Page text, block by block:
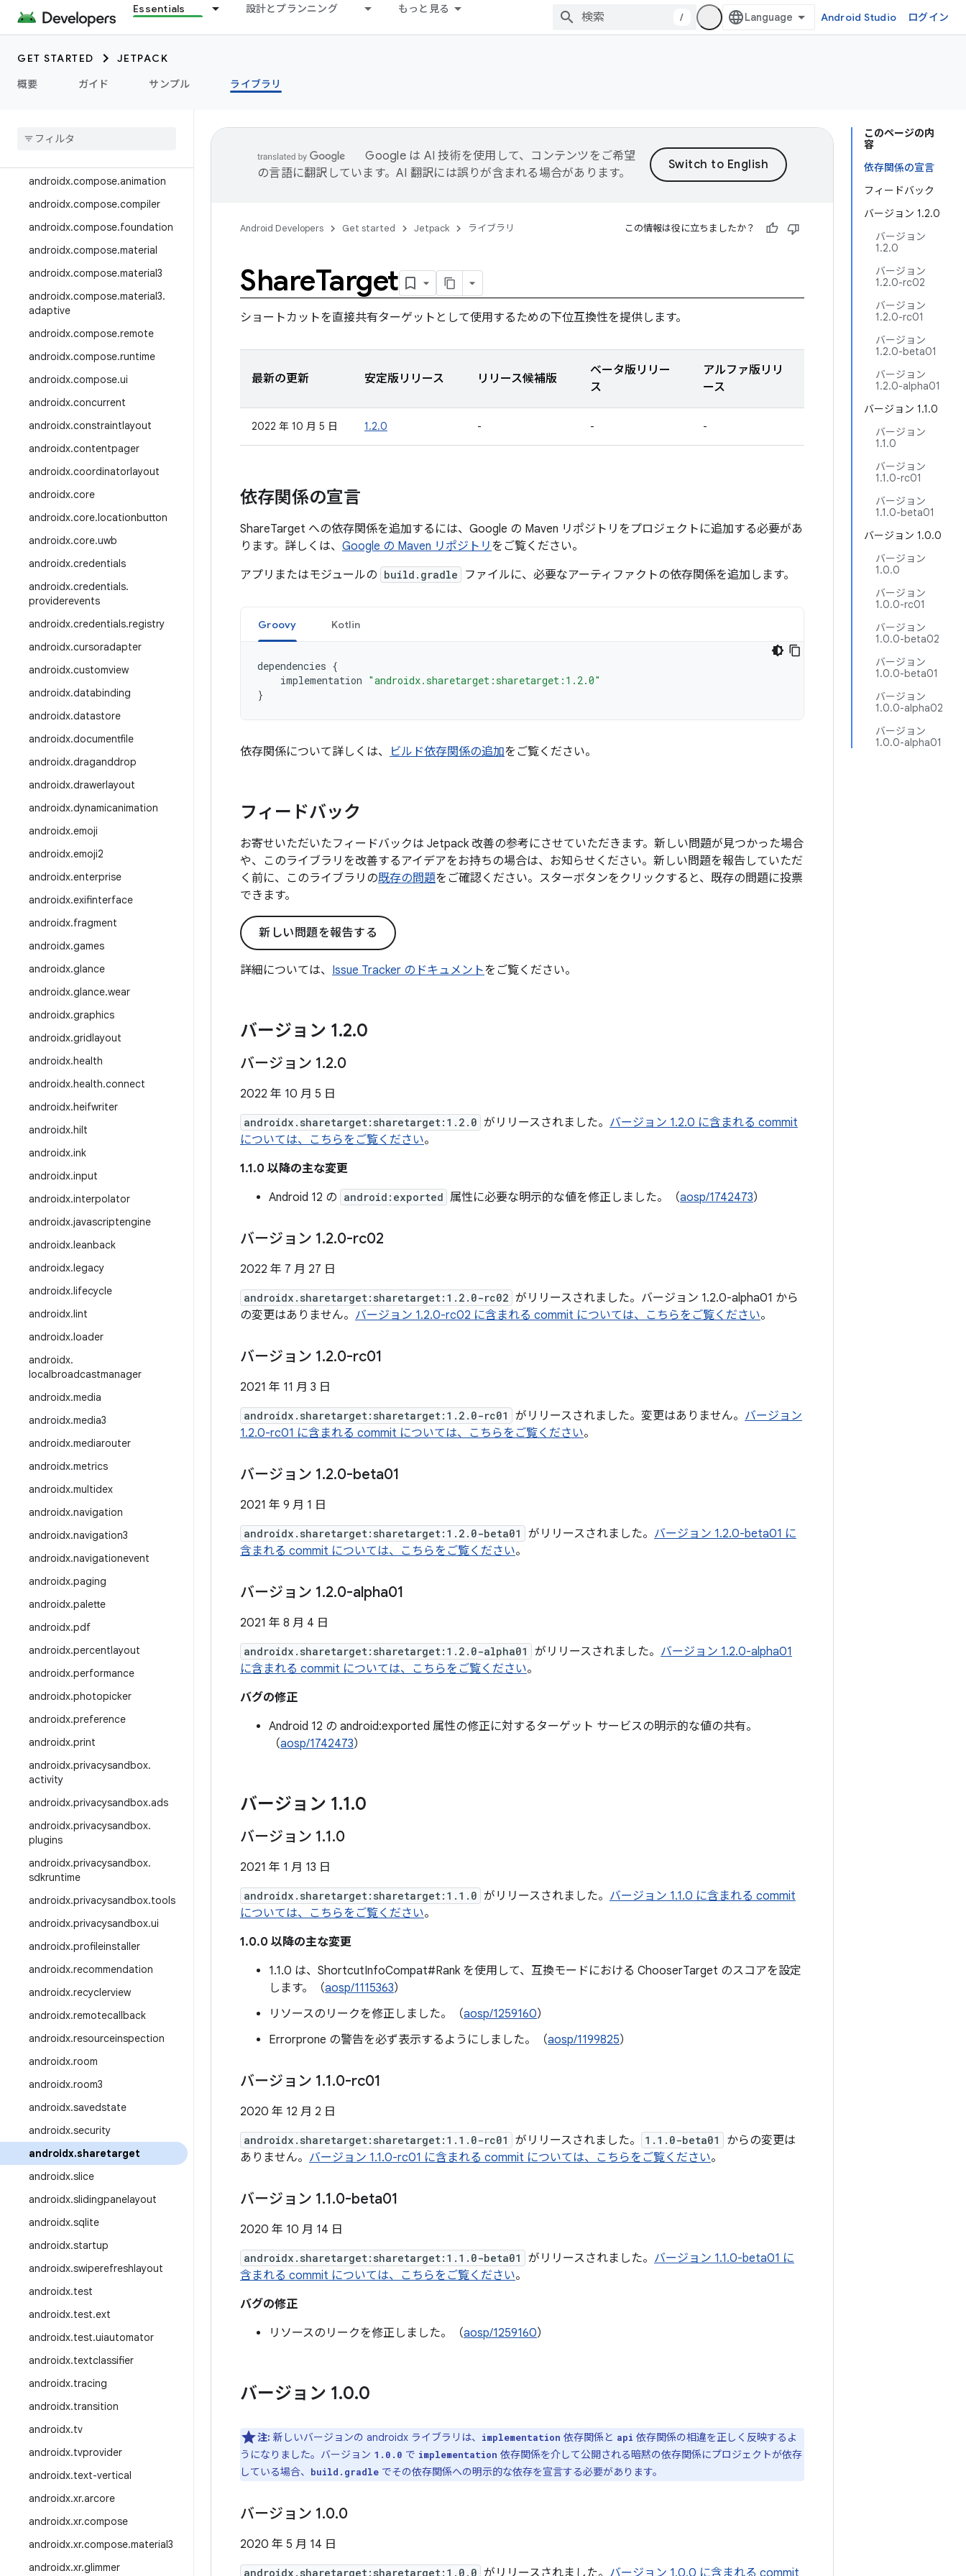
Essentials 設計とプランニング もっと見る
/ Android Studio ログイン
GET STARTED
JETPACK
概要
ガイド サンプル ライブラリ
androidx.camera.media3
androidx.car
androidx.car.app
androidx.
androidx.compose.animation
androidx.compose.compiler
androidx.compose.foundation
androidx.compose.material
androidx.compose.material3
androidx.compose.material3.
adaptive
androidx.compose.remote
androidx.compose.runtime
androidx.compose.ui
androidx.concurrent
androidx.constraintlayout
androidx.contentpager
androidx.coordinatorlayout
androidx.core
androidx.core.locationbutton
androidx.core.uwb
androidx.credentials
androidx.credentials.
providerevents
androidx.credentials.registry
androidx.cursoradapter
androidx.customview
androidx.databinding
androidx.datastore
androidx.documentfile
androidx.draganddrop
androidx.drawerlayout
androidx.dynamicanimation
androidx.emoji
androidx.emoji2
androidx.enterprise
androidx.exifinterface
androidx.fragment
androidx.games
androidx.glance
androidx.glance.wear
androidx.graphics
androidx.gridlayout
androidx.health
androidx.health.connect
androidx.heifwriter
androidx.hilt
androidx.ink
androidx.input
androidx.interpolator
androidx.javascriptengine
androidx.leanback
androidx.legacy
androidx.lifecycle
androidx.lint
androidx.loader
androidx.
localbroadcastmanager
androidx.media
androidx.media3
androidx.mediarouter
androidx.metrics
androidx.multidex
androidx.navigation
androidx.navigation3
androidx.navigationevent
androidx.paging
androidx.palette
androidx.pdf
androidx.percentlayout
androidx.performance
androidx.photopicker
androidx.preference
androidx.print
androidx.privacysandbox.
activity
androidx.privacysandbox.ads
androidx.privacysandbox.
plugins
androidx.privacysandbox.
sdkruntime
androidx.privacysandbox.tools
androidx.privacysandbox.ui
androidx.profileinstaller
androidx.recommendation
androidx.recyclerview
androidx.remotecallback
androidx.resourceinspection
androidx.room
androidx.room3
androidx.savedstate
androidx.security
androidx.sharetarget
androidx.slice
androidx.slidingpanelayout
androidx.sqlite
androidx.startup
androidx.swiperefreshlayout
androidx.test
androidx.test.ext
androidx.test.uiautomator
androidx.textclassifier
androidx.tracing
androidx.transition
androidx.tv
androidx.tvprovider
androidx.text-vertical
androidx.xr.arcore
androidx.xr.compose
androidx.xr.compose.material3
androidx.xr.glimmer
このページの内
容
依存関係の宣言
フィードバック
バージョン 1.2.0
バージョン
1.2.0
バージョン
1.2.0-rc02
バージョン
1.2.0-rc01
バージョン
1.2.0-beta01
バージョン
1.2.0-alpha01
バージョン 1.1.0
バージョン
1.1.0
バージョン
1.1.0-rc01
バージョン
1.1.0-beta01
バージョン 1.0.0
バージョン
1.0.0
バージョン
1.0.0-rc01
バージョン
1.0.0-beta02
バージョン
1.0.0-beta01
バージョン
1.0.0-alpha02
バージョン
1.0.0-alpha01
Google は AI 技術を使用して、コンテンツをご希望
の言語に翻訳しています。AI 翻訳には誤りが含まれる場合があります。
Android Developers Get started Jetpack ライブラリ この情報は役に立ちましたか？
ShareTarget
ショートカットを直接共有ターゲットとして使用するための下位互換性を提供します。
最新の更新 安定版リリース リリース候補版
ベータ版リリー
ス
アルファ版リリ
ース
2022 年 10 月 5 日 1.2.0 - - -
依存関係の宣言
ShareTarget への依存関係を追加するには、Google の Maven リポジトリをプロジェクトに追加する必要があ
ります。詳しくは、 Google の Maven リポジトリ をご覧ください。
アプリまたはモジュールの build.gradle ファイルに、必要なアーティファクトの依存関係を追加します。
Groovy Kotlin
dependencies {
implementation "androidx.sharetarget:sharetarget:1.2.0"
}
依存関係について詳しくは、 ビルド依存関係の追加をご覧ください。
フィードバック
お寄せいただいたフィードバックは Jetpack 改善の参考にさせていただきます。新しい問題が見つかった場合
や、このライブラリを改善するアイデアをお持ちの場合は、お知らせください。新しい問題を報告していただ
く前に、このライブラリの既存の問題をご確認ください。スターボタンをクリックすると、既存の問題に投票
できます。
新しい問題を報告する
詳細については、 Issue Tracker のドキュメントをご覧ください。
バージョン 1.2.0
バージョン 1.2.0
2022 年 10 月 5 日
androidx.sharetarget:sharetarget:1.2.0 がリリースされました。 バージョン 1.2.0 に含まれる commit
については、こちらをご覧ください。
1.1.0 以降の主な変更
Android 12 の android:exported 属性に必要な明示的な値を修正しました。（aosp/1742473）
バージョン 1.2.0-rc02
2022 年 7 月 27 日
androidx.sharetarget:sharetarget:1.2.0-rc02 がリリースされました。バージョン 1.2.0-alpha01 から
の変更はありません。 バージョン 1.2.0-rc02 に含まれる commit については、こちらをご覧ください。
バージョン 1.2.0-rc01
2021 年 11 月 3 日
androidx.sharetarget:sharetarget:1.2.0-rc01 がリリースされました。変更はありません。 バージョン
1.2.0-rc01 に含まれる commit については、こちらをご覧ください。
バージョン 1.2.0-beta01
2021 年 9 月 1 日
androidx.sharetarget:sharetarget:1.2.0-beta01 がリリースされました。 バージョン 1.2.0-beta01 に
含まれる commit については、こちらをご覧ください。
バージョン 1.2.0-alpha01
2021 年 8 月 4 日
androidx.sharetarget:sharetarget:1.2.0-alpha01 がリリースされました。 バージョン 1.2.0-alpha01
に含まれる commit については、こちらをご覧ください。
バグの修正
Android 12 の android:exported 属性の修正に対するターゲット サービスの明示的な値の共有。
（aosp/1742473）
バージョン 1.1.0
バージョン 1.1.0
2021 年 1 月 13 日
androidx.sharetarget:sharetarget:1.1.0 がリリースされました。 バージョン 1.1.0 に含まれる commit
については、こちらをご覧ください。
1.0.0 以降の主な変更
1.1.0 は、ShortcutInfoCompat#Rank を使用して、互換モードにおける ChooserTarget のスコアを設定
します。（aosp/1115363）
リソースのリークを修正しました。（aosp/1259160）
Errorprone の警告を必ず表示するようにしました。（aosp/1199825）
バージョン 1.1.0-rc01
2020 年 12 月 2 日
androidx.sharetarget:sharetarget:1.1.0-rc01 がリリースされました。 1.1.0-beta01
からの変更は
ありません。 バージョン 1.1.0-rc01 に含まれる commit については、こちらをご覧ください。
バージョン 1.1.0-beta01
2020 年 10 月 14 日
androidx.sharetarget:sharetarget:1.1.0-beta01 がリリースされました。 バージョン 1.1.0-beta01 に
含まれる commit については、こちらをご覧ください。
バグの修正
リソースのリークを修正しました。（aosp/1259160）
バージョン 1.0.0
注: 新しいバージョンの androidx ライブラリは、 implementation 依存関係と api 依存関係の相違を正しく反映するよ
うになりました。バージョン 1.0.0 で implementation 依存関係を介して公開される暗黙の依存関係にプロジェクトが依存
している場合、
build.gradle でその依存関係への明示的な依存を宣言する必要があります。
バージョン 1.0.0
2020 年 5 月 14 日
androidx.sharetarget:sharetarget:1.0.0 がリリースされました。 バージョン 1.0.0 に含まれる commit